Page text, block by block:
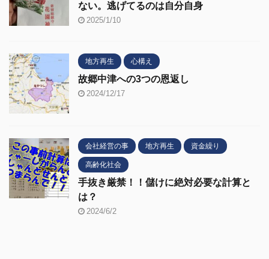
ない。逃げてるのは自分自身
2025/1/10
地方再生 心構え
故郷中津への3つの恩返し
2024/12/17
会社経営の事 地方再生 資金繰り
高齢化社会
手抜き厳禁！！儲けに絶対必要な計算と
は？
2024/6/2